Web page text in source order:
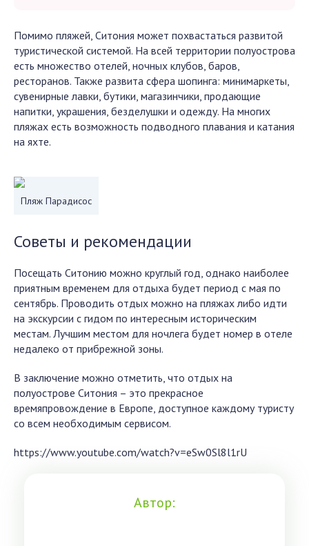
Помимо пляжей, Ситония может похвастаться развитой
туристической системой. На всей территории полуострова
есть множество отелей, ночных клубов, баров,
ресторанов. Также развита сфера шопинга: минимаркеты,
сувенирные лавки, бутики, магазинчики, продающие
напитки, украшения, безделушки и одежду. На многих
пляжах есть возможность подводного плавания и катания
на яхте.
Пляж Парадисос
Советы и рекомендации
Посещать Ситонию можно круглый год, однако наиболее
приятным временем для отдыха будет период с мая по
сентябрь. Проводить отдых можно на пляжах либо идти
на экскурсии с гидом по интересным историческим
местам. Лучшим местом для ночлега будет номер в отеле
недалеко от прибрежной зоны.
В заключение можно отметить, что отдых на
полуострове Ситония – это прекрасное
времяпровождение в Европе, доступное каждому туристу
со всем необходимым сервисом.
https://www.youtube.com/watch?v=eSw0Sl8l1rU
Автор: